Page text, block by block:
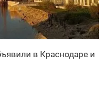
в Краснодаре и